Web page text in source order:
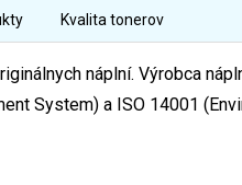
Kvalita tonerov
náplní. Výrobca
System) a ISO 14001